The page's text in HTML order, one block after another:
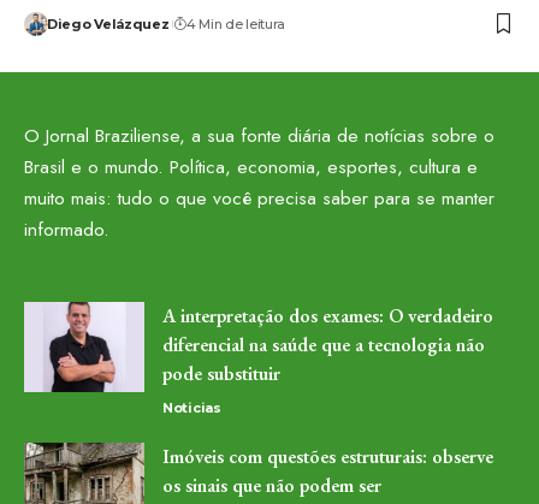
Diego Velázquez 4 Min de leitura
O Jornal Braziliense, a sua fonte diária de notícias sobre o
Brasil e o mundo. Política, economia, esportes, cultura e
muito mais: tudo o que você precisa saber para se manter
informado.
A interpretação dos exames: O verdadeiro
diferencial na saúde que a tecnologia não
pode substituir
Noticias
Imóveis com questões estruturais: observe
os sinais que não podem ser